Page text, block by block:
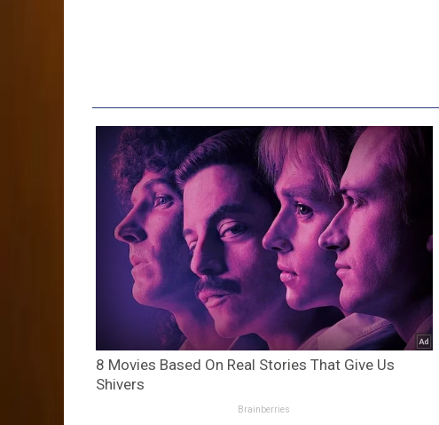
8 Movies Based On Real Stories That Give Us
Shivers
Brainberries